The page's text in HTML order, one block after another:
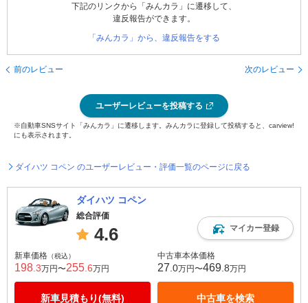
下記のリンクから「みんカラ」に遷移して、
違反報告ができます。
「みんカラ」から、違反報告をする
前のレビュー 次のレビュー
ユーザーレビューを投稿する
※自動車SNSサイト「みんカラ」に遷移します。みんカラに登録して投稿すると、carview!
にも表示されます。
ダイハツ コペン のユーザーレビュー・評価一覧のページに戻る
ダイハツ コペン
総合評価
4.6 マイカー登録
新車価格 （税込）
198 .3万円〜255 .6万円
新車見積もり(無料)
中古車本体価格
27 .0万円〜469 .8万円
中古車を検索